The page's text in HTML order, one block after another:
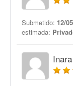
Submetido: 12/
estimada: